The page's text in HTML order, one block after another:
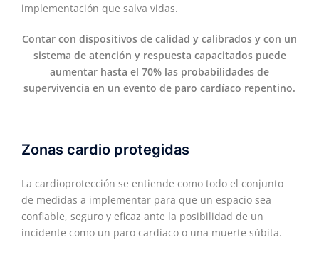
implementación que salva vidas.
Contar con dispositivos de calidad y calibrados y con un
sistema de atención y respuesta capacitados puede
aumentar hasta el 70% las probabilidades de
supervivencia en un evento de paro cardíaco repentino.
Zonas cardio protegidas
La cardioprotección se entiende como todo el conjunto
de medidas a implementar para que un espacio sea
confiable, seguro y eficaz ante la posibilidad de un
incidente como un paro cardíaco o una muerte súbita.